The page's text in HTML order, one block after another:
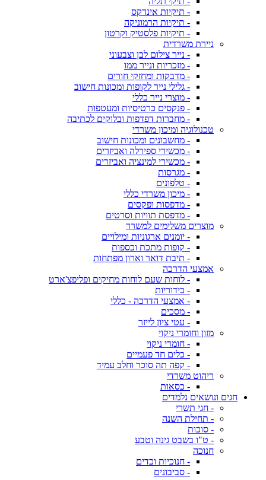
- תיקיות אינדקס
- תיקיות הרמוניקה
- תיקיות פלסטיק וקרטון
ניירת משרדית
- נייר צילום לבן וצבעוני
- מזכריות ונייר ממו
- מדבקות ומחזקי חורים
- גלילי נייר לקופות ומכונות חישוב
- מוצרי נייר כללי
- פנקסים כרטיסיות ומעטפות
- מחברות דפדפות ובלוקים לכתיבה
טכנולוגיה ומיכון משרדי
- מחשבונים ומכונות חישוב
- מכשירי ספירלה ואביזרים
- מכשירי למינציה ואביזרים
- מגרסות
- טלפונים
- מיכון משרדי כללי
- מדפסות ופקסים
- מדפסת תוויות וסרטים
מוצרים משלימים למשרד
- יומנים ארגוניות ומילויים
- קופות מתכת וכספות
- תיבת דואר וארון מפתחות
אמצעי הדרכה
- לוחות שעם לוחות מחיקים ופליפצ'ארט
- בידוריות
- אמצעי הדרכה - כללי
- מסכים
- עטי ציון לייזר
מזון וחומרי ניקוי
- חומרי ניקוי
- כלים חד פעמיים
- קפה תה סוכר וחלב עמיד
ריהוט משרדי
- כסאות
חגים ונושאים נלמדים
- חגי תשרי
- תחילת השנה
- סוכות
- ט"ו בשבט גינה וטבע
חנוכה
- חנוכיות וכדים
- סביבונים